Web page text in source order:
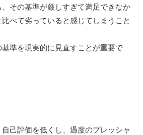
その基準が厳しすぎて満足できなか
べて劣っていると感じてしまうこと
準を現実的に見直すことが重要で
己評価を低くし、過度のプレッシャ